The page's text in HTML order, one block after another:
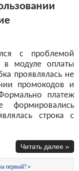
с проблемой
в модуле оплаты
проявлялась не
промокодов и
платеж
строка с
Читать далее »
первый? »